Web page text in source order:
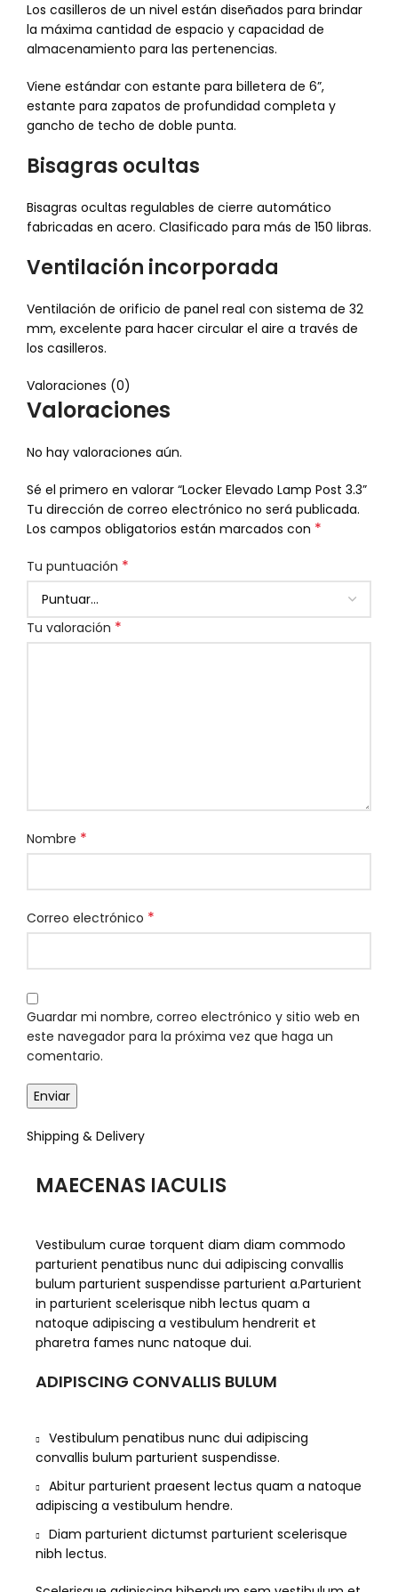
Los casilleros de un nivel están diseñados para brindar
la máxima cantidad de espacio y capacidad de
almacenamiento para las pertenencias.
Viene estándar con estante para billetera de 6”,
estante para zapatos de profundidad completa y
gancho de techo de doble punta.
Bisagras ocultas
Bisagras ocultas regulables de cierre automático
fabricadas en acero. Clasificado para más de 150 libras.
Ventilación incorporada
Ventilación de orificio de panel real con sistema de 32
mm, excelente para hacer circular el aire a través de
los casilleros.
Valoraciones (0)
Valoraciones
No hay valoraciones aún.
Sé el primero en valorar “Locker Elevado Lamp Post 3.3”
Tu dirección de correo electrónico no será publicada.
Los campos obligatorios están marcados con *
Tu puntuación *
Tu valoración *
Nombre *
Correo electrónico *
Guardar mi nombre, correo electrónico y sitio web en
este navegador para la próxima vez que haga un
comentario.
Shipping & Delivery
MAECENAS IACULIS
Vestibulum curae torquent diam diam commodo
parturient penatibus nunc dui adipiscing convallis
bulum parturient suspendisse parturient a.Parturient
in parturient scelerisque nibh lectus quam a
natoque adipiscing a vestibulum hendrerit et
pharetra fames nunc natoque dui.
ADIPISCING CONVALLIS BULUM
Vestibulum penatibus nunc dui adipiscing
convallis bulum parturient suspendisse.
Abitur parturient praesent lectus quam a natoque
adipiscing a vestibulum hendre.
Diam parturient dictumst parturient scelerisque
nibh lectus.